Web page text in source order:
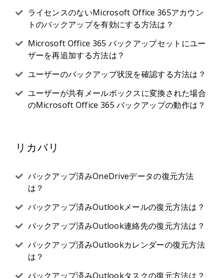
ライセンスのないMicrosoft Office 365アカウン
トのバックアップを有効にする方法は？
Microsoft Office 365 バックアップセットにユー
ザーを再追加する方法は？
ユーザーのバックアップ状況を確認する方法は？
ユーザーが共有メールボックスに変換された場合
のMicrosoft Office 365 バックアップの動作は？
リカバリ
バックアップ済みOneDriveデータの復元方法
は？
バックアップ済みOutlookメールの復元方法は？
バックアップ済みOutlook連絡先の復元方法は？
バックアップ済みOutlookカレンダーの復元方法
は？
バックアップ済みOutlookタスクの復元方法は？